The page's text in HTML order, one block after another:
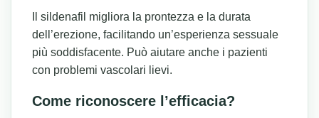
Il sildenafil migliora la prontezza e la durata
dell’erezione, facilitando un’esperienza sessuale
più soddisfacente. Può aiutare anche i pazienti
con problemi vascolari lievi.
Come riconoscere l’efficacia?